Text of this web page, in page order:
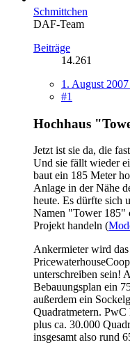
Schmittchen
DAF-Team
Beiträge
14.261
1. August
#1
Hochhaus
Jetzt ist sie da, die
Und sie fällt wieder
baut ein 185 Meter
Anlage in der Nähe
heute. Es dürfte sich
Namen "Tower 185"
Projekt handeln (
Ankermieter wird
unterschreiben sein!
Bebauungsplan ein
außerdem ein
Quadratmetern. PwC
plus ca. 30.000
insgesamt also rund